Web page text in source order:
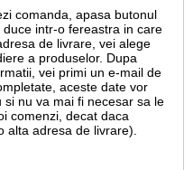
comanda, apasa butonul
duce intr-o fereastra in care
de livrare, vei alege
a produselor. Dupa
vei primi un e-mail de
aceste date vor
nu va mai fi necesar sa le
comenzi, decat daca
alta adresa de livrare).